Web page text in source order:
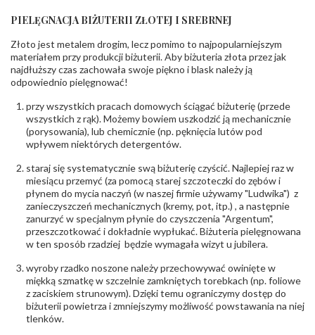
KAMIENIE
kamieni:
Liczba kamieni Cyrkonia - 2 szt.,Topaz Blue - 1 szt.
Szlif kamieni: Fasetowy okrągła,Fasetowy serce
Masa kamieni
(łącznie)
INNE PARAMETRY
Producent
WĘC-Twój Jubiler S.C. Artur Węc, Małgorzata
679-25-92-107; sklep@wec.com.pl
Bezpieczeństwo
- rodzaj
ostrzeżenia:
Nie nadaje się dla dzieci w wieku poniżej 3 lat
,Elementy w wyrobie wykonane z białego złota
zawierają nikiel
PIELĘGNACJA BIŻUTERII ZŁOTEJ I SREBRNEJ
Złoto jest metalem drogim, lecz pomimo to najpopularniejszym
materiałem przy produkcji biżuterii. Aby biżuteria złota przez jak
najdłuższy czas zachowała swoje piękno i blask należy ją
odpowiednio pielęgnować!
przy wszystkich pracach domowych ściągać biżuterię (przede
wszystkich z rąk). Możemy bowiem uszkodzić ją mechanicznie
(porysowania), lub chemicznie (np. pęknięcia lutów pod
wpływem niektórych detergentów.
staraj się systematycznie swą biżuterię czyścić. Najlepiej raz w
miesiącu przemyć (za pomocą starej szczoteczki do zębów i
płynem do mycia naczyń (w naszej firmie używamy "Ludwika") z
zanieczyszczeń mechanicznych (kremy, pot, itp.) , a następnie
zanurzyć w specjalnym płynie do czyszczenia "Argentum",
przeszczotkować i dokładnie wypłukać. Biżuteria pielęgnowana
w ten sposób rzadziej będzie wymagała wizyt u jubilera.
wyroby rzadko noszone należy przechowywać owinięte w
miękką szmatkę w szczelnie zamkniętych torebkach (np. foliowe
z zaciskiem strunowym). Dzięki temu ograniczymy dostęp do
biżuterii powietrza i zmniejszymy możliwość powstawania na niej
tlenków.